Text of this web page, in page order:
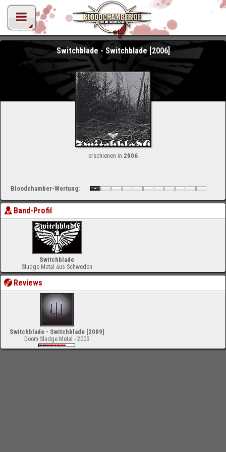
Switchblade - Switchblade [2006]
erschienen in 2006
Bloodchamber-Wertung:
Band-Profil
Switchblade
Sludge Metal aus Schweden
Reviews
Switchblade - Switchblade [2009]
Doom Sludge Metal - 2009